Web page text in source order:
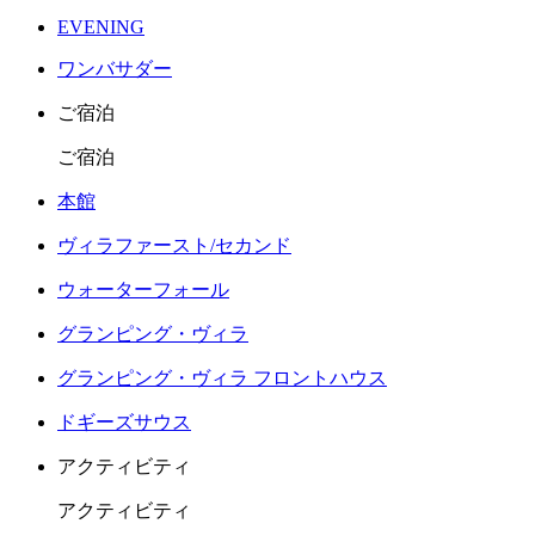
EVENING
ワンバサダー
ご宿泊
ご宿泊
本館
ヴィラファースト/セカンド
ウォーターフォール
グランピング・ヴィラ
グランピング・ヴィラ フロントハウス
ドギーズサウス
アクティビティ
アクティビティ